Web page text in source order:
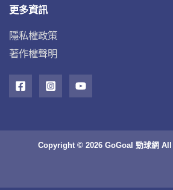
更多資訊
隱私權政策
著作權聲明
Copyright © 2026 GoGoal 勁球網